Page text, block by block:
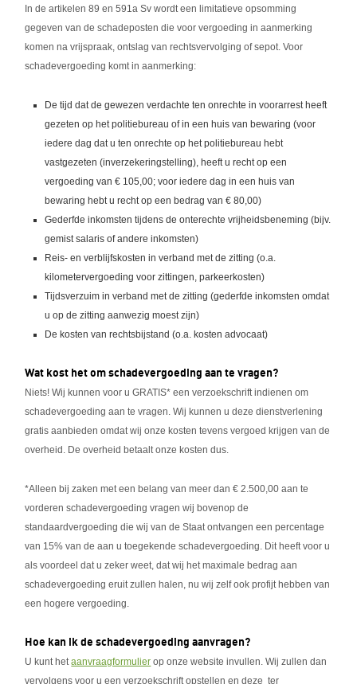
In de artikelen 89 en 591a Sv wordt een limitatieve opsomming
gegeven van de schadeposten die voor vergoeding in aanmerking
komen na vrijspraak, ontslag van rechtsvervolging of sepot. Voor
schadevergoeding komt in aanmerking:
De tijd dat de gewezen verdachte ten onrechte in voorarrest heeft
gezeten op het politiebureau of in een huis van bewaring (voor
iedere dag dat u ten onrechte op het politiebureau hebt
vastgezeten (inverzekeringstelling), heeft u recht op een
vergoeding van € 105,00; voor iedere dag in een huis van
bewaring hebt u recht op een bedrag van € 80,00)
Gederfde inkomsten tijdens de onterechte vrijheidsbeneming (bijv.
gemist salaris of andere inkomsten)
Reis- en verblijfskosten in verband met de zitting (o.a.
kilometervergoeding voor zittingen, parkeerkosten)
Tijdsverzuim in verband met de zitting (gederfde inkomsten omdat
u op de zitting aanwezig moest zijn)
De kosten van rechtsbijstand (o.a. kosten advocaat)
Wat kost het om schadevergoeding aan te vragen?
Niets! Wij kunnen voor u GRATIS* een verzoekschrift indienen om
schadevergoeding aan te vragen. Wij kunnen u deze dienstverlening
gratis aanbieden omdat wij onze kosten tevens vergoed krijgen van de
overheid. De overheid betaalt onze kosten dus.
*Alleen bij zaken met een belang van meer dan € 2.500,00 aan te
vorderen schadevergoeding vragen wij bovenop de
standaardvergoeding die wij van de Staat ontvangen een percentage
van 15% van de aan u toegekende schadevergoeding. Dit heeft voor u
als voordeel dat u zeker weet, dat wij het maximale bedrag aan
schadevergoeding eruit zullen halen, nu wij zelf ook profijt hebben van
een hogere vergoeding.
Hoe kan ik de schadevergoeding aanvragen?
U kunt hetaanvraagformulier op onze website invullen. Wij zullen dan
vervolgens voor u een verzoekschrift opstellen en deze ter